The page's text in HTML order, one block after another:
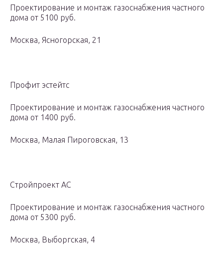
Проектирование и монтаж газоснабжения частного
дома от 5100 руб.
Москва, Ясногорская, 21
Профит эстейтс
Проектирование и монтаж газоснабжения частного
дома от 1400 руб.
Москва, Малая Пироговская, 13
Стройпроект АС
Проектирование и монтаж газоснабжения частного
дома от 5300 руб.
Москва, Выборгская, 4